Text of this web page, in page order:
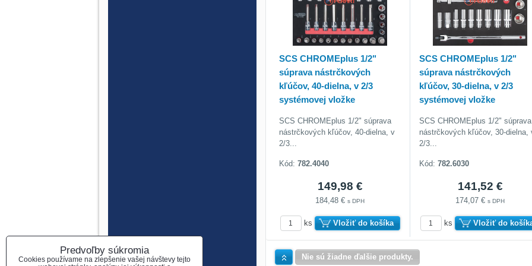
SCS CHROMEplus 1/2"
súprava nástrčkových
kľúčov, 40-dielna, v 2/3
systémovej vložke
SCS CHROMEplus 1/2" súprava
nástrčkových kľúčov, 40-dielna, v
2/3...
Kód:782.4040
149,98 €
184,48 €s DPH
ks Vložiť do košíka
SCS CHROMEplus 1/2"
súprava nástrčkových
kľúčov, 30-dielna, v 2/3
systémovej vložke
SCS CHROMEplus 1/2" súprava
nástrčkových kľúčov, 30-dielna,
2/3...
Kód:782.6030
141,52 €
174,07 €s DPH
ks Vložiť do
Hore
Nie sú žiadne ďalšie produkty.
Predvoľby súkromia
Cookies používame na zlepšenie vašej návštevy tejto